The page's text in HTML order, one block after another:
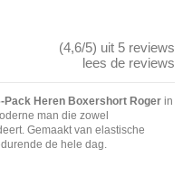
(4,6/5) uit 5 reviews
lees de reviews
Pack Heren Boxershort Roger in
man die zowel
Gemaakt van elastische
de hele dag.